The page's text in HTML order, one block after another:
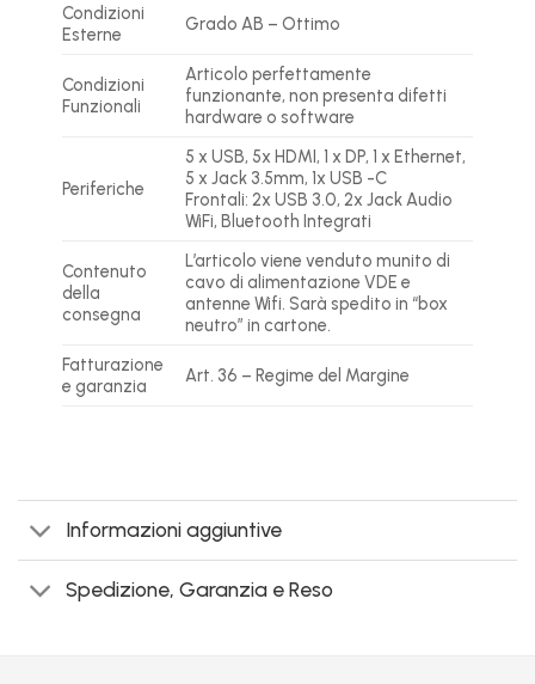
Condizioni
Esterne
Grado AB – Ottimo
Condizioni
Funzionali
Articolo perfettamente
funzionante, non presenta difetti
hardware o software
Periferiche
5 x USB, 5x HDMI, 1 x DP, 1 x Ethernet,
5 x Jack 3.5mm, 1x USB -C
Frontali: 2x USB 3.0, 2x Jack Audio
WiFi, Bluetooth Integrati
Contenuto
della
consegna
L’articolo viene venduto munito di
cavo di alimentazione VDE e
antenne Wifi. Sarà spedito in “box
neutro” in cartone.
Fatturazione
e garanzia
Art. 36 – Regime del Margine
Informazioni aggiuntive
Spedizione, Garanzia e Reso